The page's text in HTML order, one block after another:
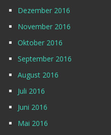
Dezember 2016
November 2016
Oktober 2016
September 2016
August 2016
Juli 2016
Juni 2016
Mai 2016